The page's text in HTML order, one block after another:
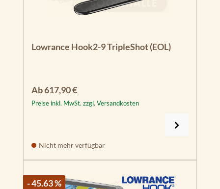
Lowrance Hook2-9 TripleShot (EOL)
Regulärer Preis:
Ab617,90 €
Preise inkl. MwSt. zzgl. Versandkosten
Nicht mehr verfügbar
- 45.63 %